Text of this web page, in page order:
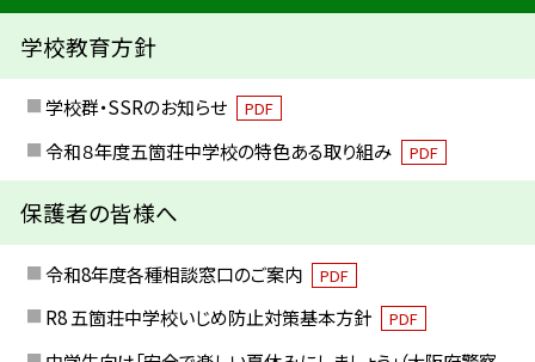
学校教育方針
学校群・SSRのお知らせ PDF
令和８年度五箇荘中学校の特色ある取り組み PDF
保護者の皆様へ
令和8年度各種相談窓口のご案内 PDF
R8 五箇荘中学校いじめ防止対策基本方針 PDF